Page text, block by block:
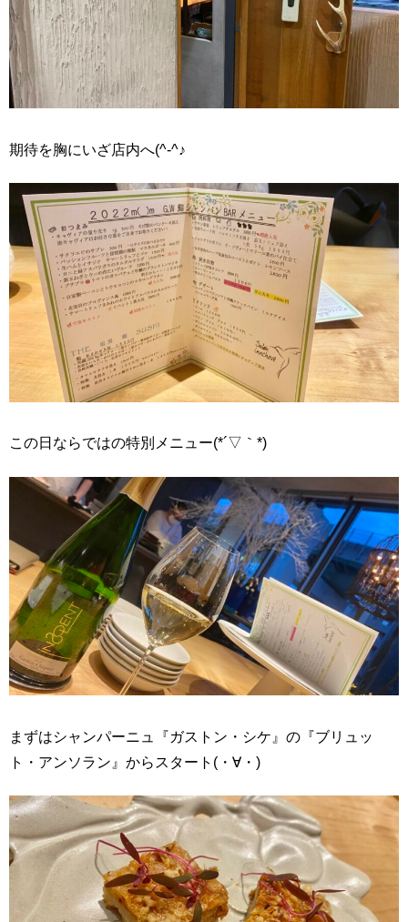
期待を胸にいざ店内へ(^-^♪
この日ならではの特別メニュー(*´▽｀*)
まずはシャンパーニュ
『ガストン・シケ』の『ブリュッ
ト・アンソラン』からスタート(・∀・)